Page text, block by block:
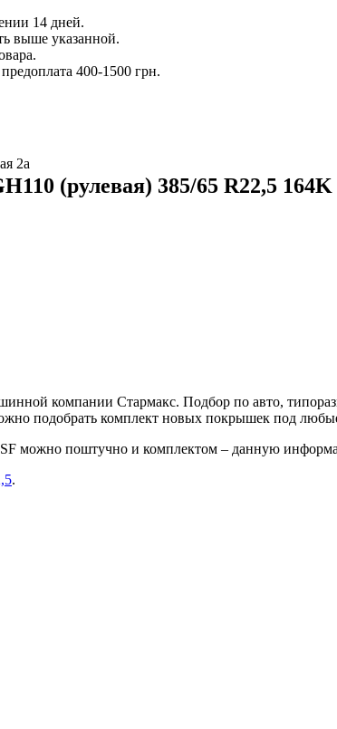
14 дней.
выше указанной.
400-1500 грн.
2а
(рулевая) 385/65 R22,5
компании Стармакс. Подбор по авто,
подобрать комплект новых покрышек под
можно поштучно и комплектом – данную
.